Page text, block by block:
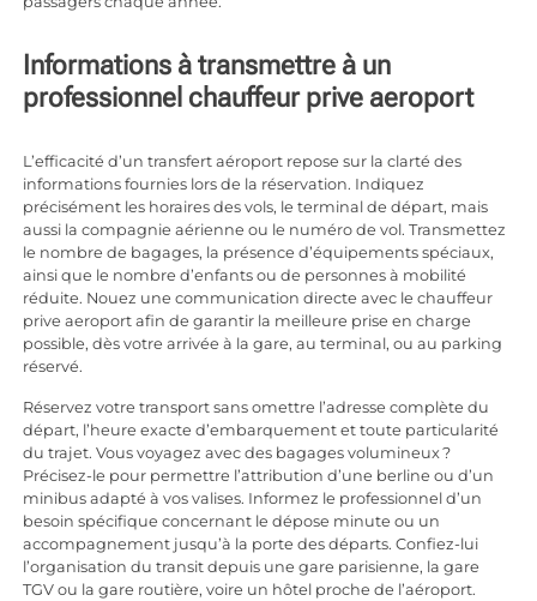
Informations à transmettre à un
professionnel chauffeur prive aeroport
L’efficacité d’un transfert aéroport repose sur la clarté des
informations fournies lors de la réservation. Indiquez
précisément les horaires des vols, le terminal de départ, mais
aussi la compagnie aérienne ou le numéro de vol. Transmettez
le nombre de bagages, la présence d’équipements spéciaux,
ainsi que le nombre d’enfants ou de personnes à mobilité
réduite. Nouez une communication directe avec le chauffeur
prive aeroport afin de garantir la meilleure prise en charge
possible, dès votre arrivée à la gare, au terminal, ou au parking
réservé.
Réservez votre transport sans omettre l’adresse complète du
départ, l’heure exacte d’embarquement et toute particularité
du trajet. Vous voyagez avec des bagages volumineux ?
Précisez-le pour permettre l’attribution d’une berline ou d’un
minibus adapté à vos valises. Informez le professionnel d’un
besoin spécifique concernant le dépose minute ou un
accompagnement jusqu’à la porte des départs. Confiez-lui
l’organisation du transit depuis une gare parisienne, la gare
TGV ou la gare routière, voire un hôtel proche de l’aéroport.